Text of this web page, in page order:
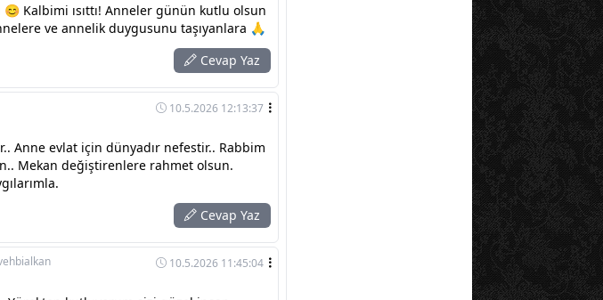
Kalbimi ısıttı! Anneler günün kutlu olsun
ve annelik duygusunu taşıyanlara 🙏
Cevap Yaz
10.5.2026 12:13:37
Anne evlat için dünyadır nefestir.. Rabbim
Mekan değiştirenlere rahmet olsun.
Cevap Yaz
10.5.2026 11:45:04